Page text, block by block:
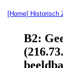
[Home] Historisch
B2: